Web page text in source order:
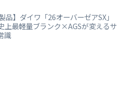
品】ダイワ「26オーバーゼアSX」
上最軽量ブランク×AGSが変えるサ
識